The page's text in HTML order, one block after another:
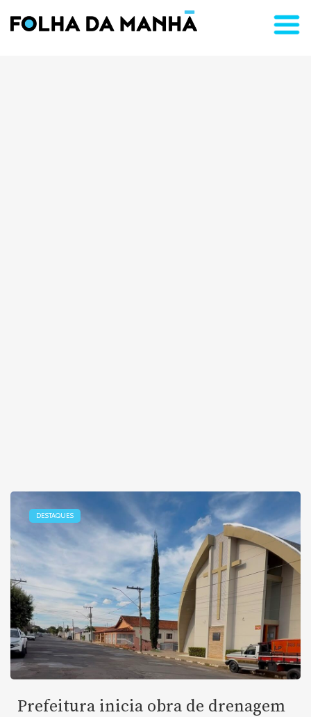
DESTAQUES
Prefeitura inicia obra de drenagem